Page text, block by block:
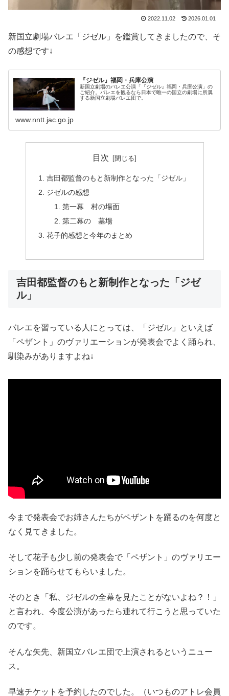
2022.11.02 2026.01.01
新国立劇場バレエ「ジゼル」を鑑賞してきましたので、そ
の感想です↓
『ジゼル』福岡・兵庫公演
新国立劇場のバレエ公演「『ジゼル』福岡・兵庫公演」の
ご紹介。バレエを観るなら日本で唯一の国立の劇場に所属
する新国立劇場バレエ団で。
www.nntt.jac.go.jp
目次
吉田都監督のもと新制作となった「ジゼル」
ジゼルの感想
第一幕 村の場面
第二幕の 墓場
花子的感想と今年のまとめ
吉田都監督のもと新制作となった「ジゼ
ル」
バレエを習っている人にとっては、「ジゼル」といえば
「ペザント」のヴァリエーションが発表会でよく踊られ、
馴染みがありますよね↓
今まで発表会でお姉さんたちがペザントを踊るのを何度と
なく見てきました。
そして花子も少し前の発表会で「ペザント」のヴァリエー
ションを踊らせてもらいました。
そのとき「私、ジゼルの全幕を見たことがないよね？！」
と言われ、今度公演があったら連れて行こうと思っていた
のです。
そんな矢先、新国立バレエ団で上演されるというニュー
ス。
早速チケットを予約したのでした。（いつものアトレ会員